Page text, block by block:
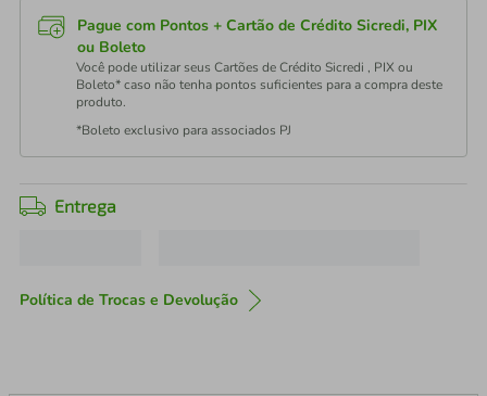
Pague com Pontos + Cartão de Crédito Sicredi, PIX
ou Boleto
Você pode utilizar seus Cartões de Crédito Sicredi , PIX ou
Boleto* caso não tenha pontos suficientes para a compra deste
produto.
*Boleto exclusivo para associados PJ
Entrega
Política de Trocas e Devolução